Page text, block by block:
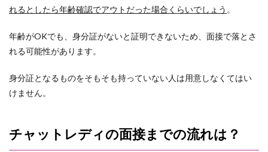
れるとしたら年齢確認でアウトだった場合くらいでしょう 。
年齢がOKでも、身分証がないと証明できないため、面接で落とさ
れる可能性があります。
身分証となるものをそもそも持っていない人は用意しなくてはい
けません。
チャットレディの面接までの流れは？